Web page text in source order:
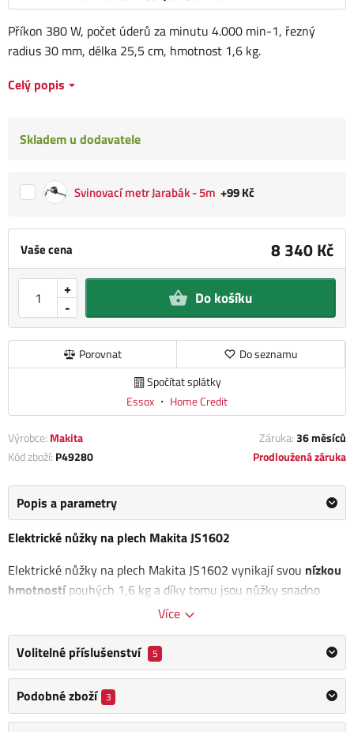
Vaše cena 8 340 Kč
-
+ Do košíku
Porovnat
Do seznamu
Spočítat splátky
Essox ・ Home Credit
Příkon 380 W, počet úderů za minutu 4.000 min-1, řezný
radius 30 mm, délka 25,5 cm, hmotnost 1,6 kg.
Celý popis
Skladem u dodavatele
Svinovací metr Jarabák - 5m +99 Kč
Výrobce: Makita Záruka:36 měsíců
Kód zboží: P49280 Prodloužená záruka
Popis a parametry
Elektrické nůžky na plech Makita JS1602
Elektrické nůžky na plech Makita JS1602 vynikají svou nízkou
hmotnostípouhých 1,6 kg a díky tomu jsou nůžky snadno
ovladatelné a vhodné pro dlouhodobé používání bez
oblouku s minimálním poloměrem 30 mm
, což umožňuje práci
na různých tvarech a složitějších projektech.
Nůžky majíergonomicky tvarovaný kry
pohodlný úchop a snadnou manipulaci během práce. Tento
Více
Volitelné příslušenství 5
Podobné zboží 3